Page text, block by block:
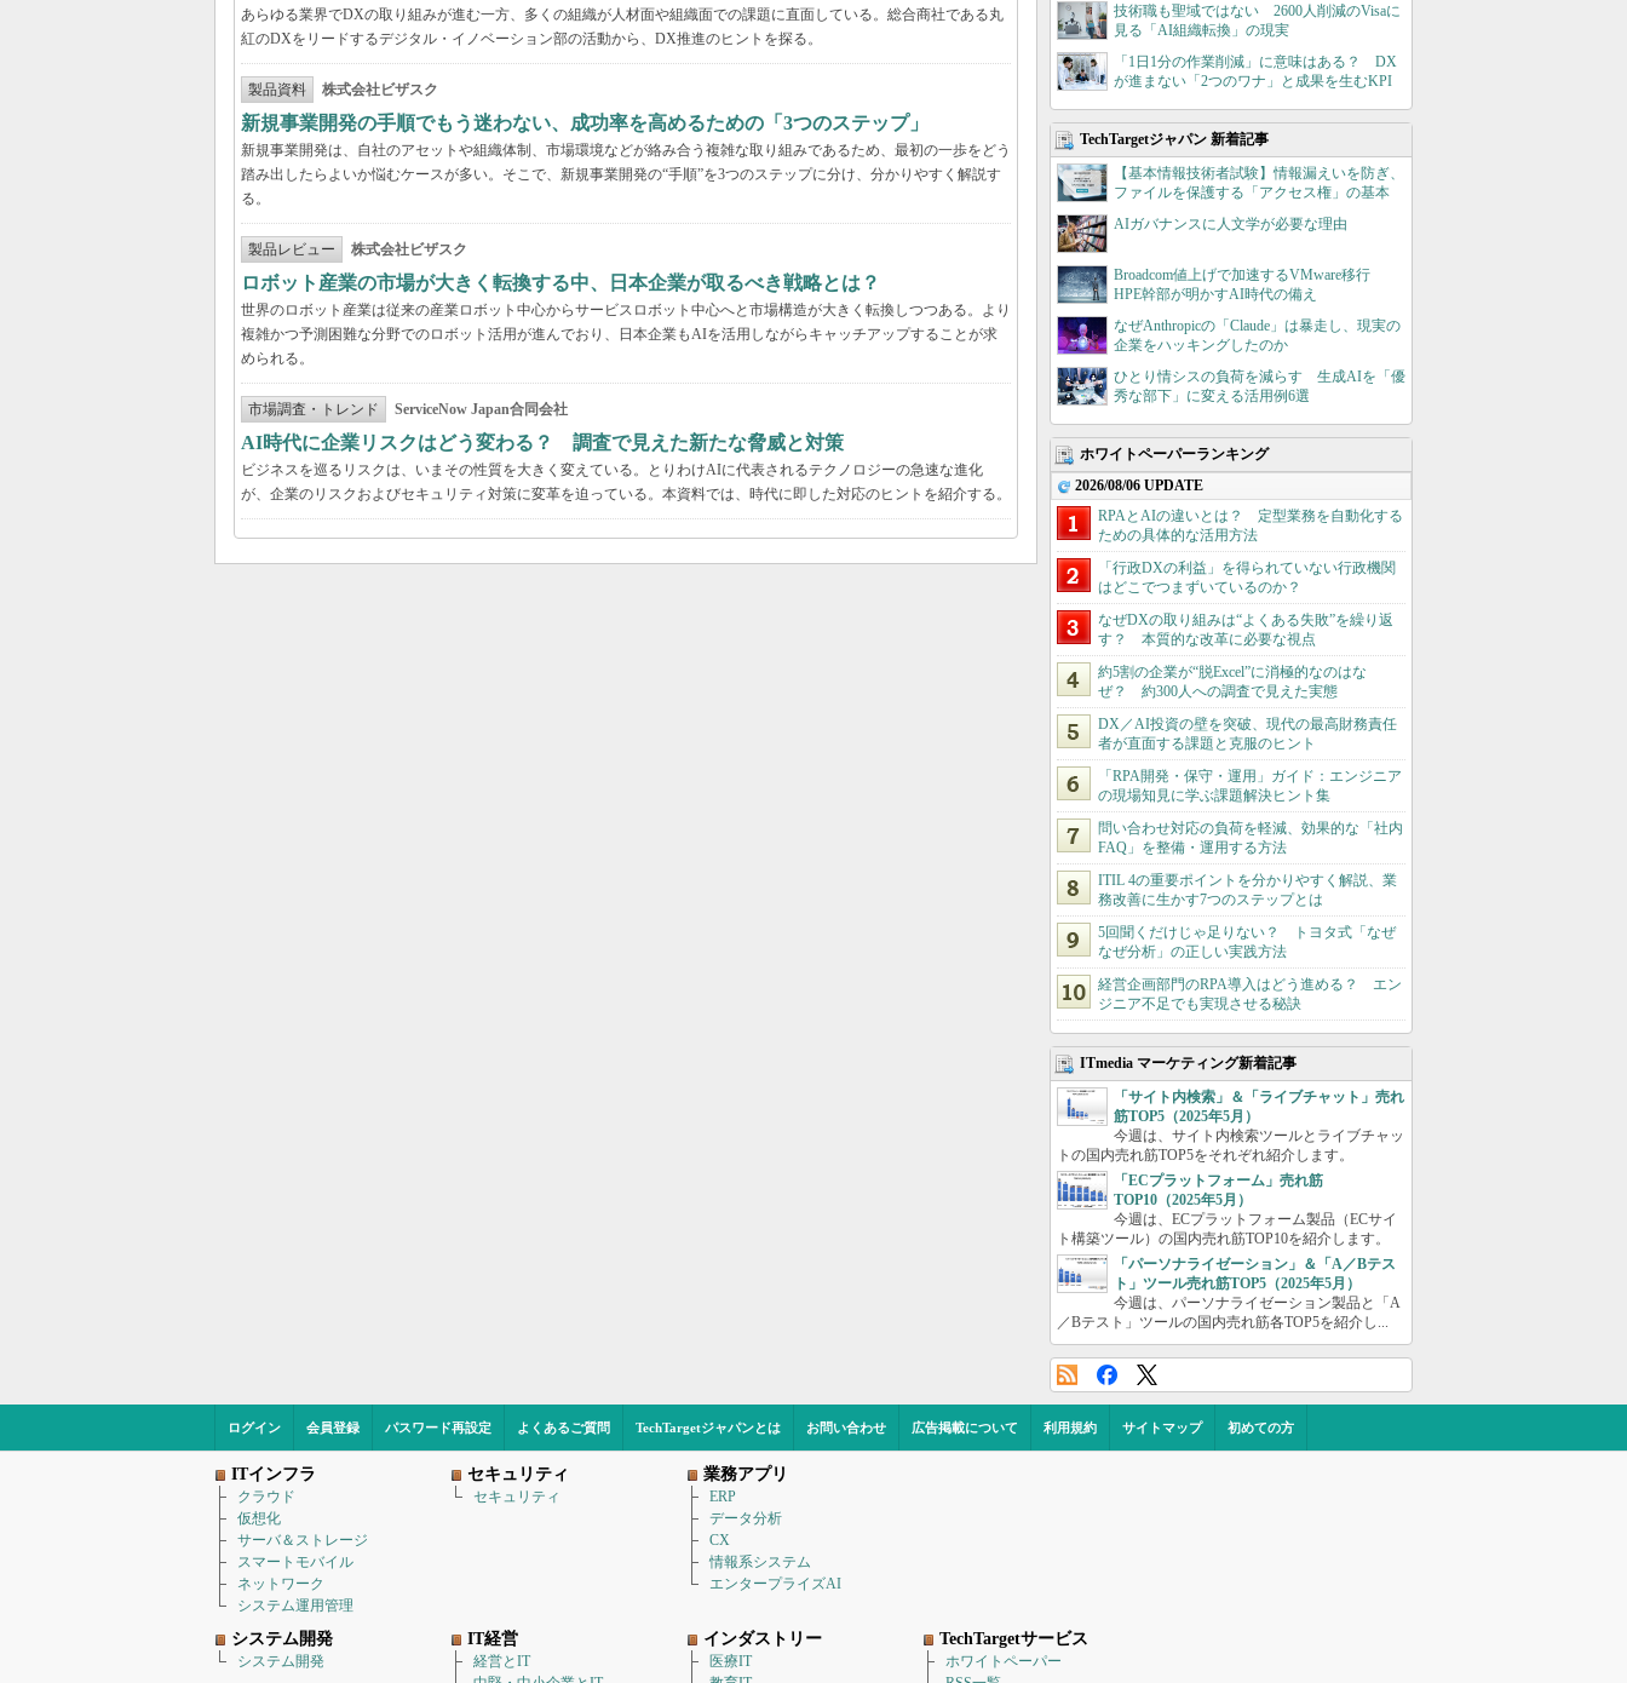
あらゆる業界でDXの取り組みが進む一方、多くの組織が人材面や組織面での課題に直面している。総合商社である丸
紅のDXをリードするデジタル・イノベーション部の活動から、DX推進のヒントを探る。
製品資料 株式会社ビザスク
新規事業開発の手順でもう迷わない、成功率を高めるための「3つのステップ」
新規事業開発は、自社のアセットや組織体制、市場環境などが絡み合う複雑な取り組みであるため、最初の一歩をどう
踏み出したらよいか悩むケースが多い。そこで、新規事業開発の“手順”を3つのステップに分け、分かりやすく解説す
る。
製品レビュー 株式会社ビザスク
ロボット産業の市場が大きく転換する中、日本企業が取るべき戦略とは？
世界のロボット産業は従来の産業ロボット中心からサービスロボット中心へと市場構造が大きく転換しつつある。より
複雑かつ予測困難な分野でのロボット活用が進んでおり、日本企業もAIを活用しながらキャッチアップすることが求
められる。
市場調査・トレンド ServiceNow Japan合同会社
AI時代に企業リスクはどう変わる？ 調査で見えた新たな脅威と対策
ビジネスを巡るリスクは、いまその性質を大きく変えている。とりわけAIに代表されるテクノロジーの急速な進化
が、企業のリスクおよびセキュリティ対策に変革を迫っている。本資料では、時代に即した対応のヒントを紹介する。
技術職も聖域ではない 2600人削減のVisaに
見る「AI組織転換」の現実
「1日1分の作業削減」に意味はある？ DX
が進まない「2つのワナ」と成果を生むKPI
TechTargetジャパン 新着記事
【基本情報技術者試験】情報漏えいを防ぎ、
ファイルを保護する「アクセス権」の基本
AIガバナンスに人文学が必要な理由
Broadcom値上げで加速するVMware移行
HPE幹部が明かすAI時代の備え
なぜAnthropicの「Claude」は暴走し、現実の
企業をハッキングしたのか
ひとり情シスの負荷を減らす 生成AIを「優
秀な部下」に変える活用例6選
ホワイトペーパーランキング
2026/08/06 UPDATE
RPAとAIの違いとは？ 定型業務を自動化する
ための具体的な活用方法
「行政DXの利益」を得られていない行政機関
はどこでつまずいているのか？
なぜDXの取り組みは“よくある失敗”を繰り返
す？ 本質的な改革に必要な視点
約5割の企業が“脱Excel”に消極的なのはな
ぜ？ 約300人への調査で見えた実態
DX／AI投資の壁を突破、現代の最高財務責任
者が直面する課題と克服のヒント
「RPA開発・保守・運用」ガイド：エンジニア
の現場知見に学ぶ課題解決ヒント集
問い合わせ対応の負荷を軽減、効果的な「社内
FAQ」を整備・運用する方法
ITIL 4の重要ポイントを分かりやすく解説、業
務改善に生かす7つのステップとは
5回聞くだけじゃ足りない？ トヨタ式「なぜ
なぜ分析」の正しい実践方法
経営企画部門のRPA導入はどう進める？ エン
ジニア不足でも実現させる秘訣
ITmedia マーケティング新着記事
「サイト内検索」＆「ライブチャット」売れ
筋TOP5（2025年5月）
今週は、サイト内検索ツールとライブチャッ
トの国内売れ筋TOP5をそれぞれ紹介します。
「ECプラットフォーム」売れ筋
TOP10（2025年5月）
今週は、ECプラットフォーム製品（ECサイ
ト構築ツール）の国内売れ筋TOP10を紹介します。
「パーソナライゼーション」＆「A／Bテス
ト」ツール売れ筋TOP5（2025年5月）
今週は、パーソナライゼーション製品と「A
／Bテスト」ツールの国内売れ筋各TOP5を紹介し...
ログイン 会員登録 パスワード再設定 よくあるご質問 TechTargetジャパンとは お問い合わせ 広告掲載について 利用規約 サイトマップ 初めての方
ITインフラ
クラウド
仮想化
サーバ＆ストレージ
スマートモバイル
ネットワーク
システム運用管理
セキュリティ
セキュリティ
業務アプリ
ERP
データ分析
CX
情報系システム
エンタープライズAI
システム開発
システム開発
IT経営
経営とIT
インダストリー
医療IT
TechTargetサービス
ホワイトペーパー